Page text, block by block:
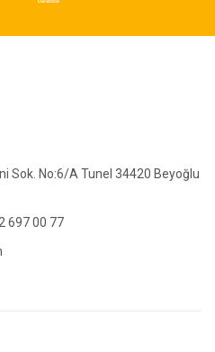
Sok. No:6/A Tunel 34420 Beyoğlu
697 00 77